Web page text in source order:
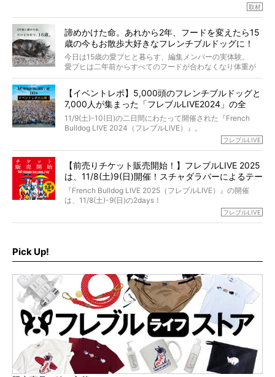
「愛犬が旅立ったあと、ベッドやおもちゃはどうすればい
くれる？」
さらには、霊感がない人でも愛犬が成仏したことを知る方
法まで。
お笑い芸人だからこそ暗くなりすぎない、むしろ心がスッ
と軽くなる。
永久保存版のスペシャル対談です！
た。
僧侶としての名は「靖賢（せいけん）」。
当時54歳という年齢にして、なぜ動物専門僧侶という道を
選んだのか。
また、愛犬の旅立ちとどのように向き合うべきなのか。
た。
取材
諦めかけた命。あれから2年、フードを変えたら15
歳の今もお散歩大好きなフレンチブルドッグに！
今日は15歳の愛ブヒと暮らす、編集メンバーの実体験。
愛ブヒは二年前からすべてのフードが合わなくなり体重が
激減。検査をしても異常はなく「年齢のせいですね…」と言
もう諦めるしかないのかな…そんなとき、我が家に届いたの
が「THE fu-do(ザ・フード)」の試食品でした。
そして「THE fu-do(ザ・フード)」を食べつづけて二年、愛
ブヒは15歳になり、今も元気にお散歩をしています。
今回は、二年前の絶望から今までを包み隠さず、時系列で
【イベントレポ】5,000頭のフレンチブルドッグと
7,000人が集まった「フレブルLIVE2024」の全
貌！
11/9(土)-10(日)の二日間にわたって開催された『French
Bulldog LIVE 2024（フレブルLIVE）』。
今年はのべ5,000頭のフレンチブルドッグと7,000人のフレ
day1の司会はフレブルラバーのロッチさん。day2の音楽フ
ェスには世代ど真ん中のPUFFYが出演するなど、例年以上
に豪華なラインナップ。
北は北海道、南は鹿児島県から。全国のフレンチブルドッ
グが一堂に会した「フレブルLIVE2024」の模様を、詳しく
フレブルLIVE
【前売りチケット販売開始！】フレブルLIVE 2025
は、11/8(土)9(日)開催！スチャダラパーによるテー
マソング制作も決定
『French Bulldog LIVE 2025（フレブルLIVE）』の開催
は、11/8(土)-9(日)の2days！
お得な前売りチケット、いよいよ販売スタートです！
ど、内容盛りだくさんでお送りしていますので、最後まで
お見逃しなく！
フレブルLIVE
Pick Up!